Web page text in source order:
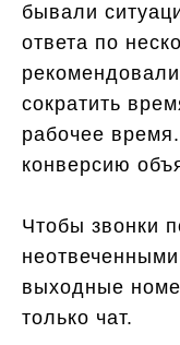
бывали
ответа по
рекомендовали
сократить
рабочее
конверсию
Чтобы звонки
выходные
только чат.